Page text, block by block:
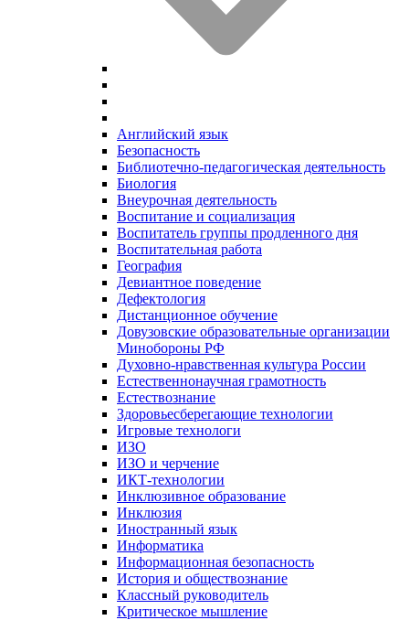
Английский язык
Безопасность
Библиотечно-педагогическая деятельность
Биология
Внеурочная деятельность
Воспитание и социализация
Воспитатель группы продленного дня
Воспитательная работа
География
Девиантное поведение
Дефектология
Дистанционное обучение
Довузовские образовательные организации
Минобороны РФ
Духовно‑нравственная культура России
Естественнонаучная грамотность
Естествознание
Здоровьесберегающие технологии
Игровые технологи
ИЗО
ИЗО и черчение
ИКТ-технологии
Инклюзивное образование
Инклюзия
Иностранный язык
Информатика
Информационная безопасность
История и обществознание
Классный руководитель
Критическое мышление